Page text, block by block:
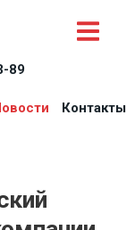
89
Контакты